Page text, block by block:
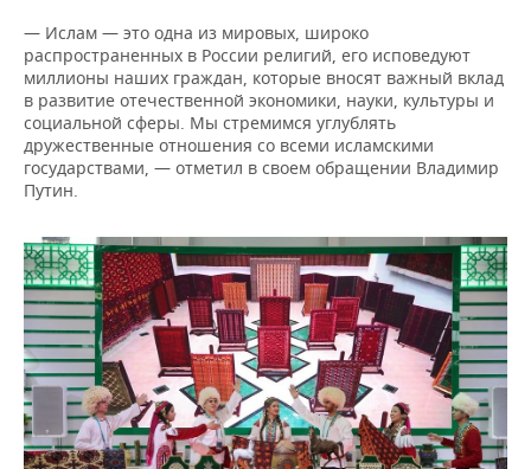
— Ислам — это одна из мировых, широко
распространенных в России религий, его исповедуют
миллионы наших граждан, которые вносят важный вклад
в развитие отечественной экономики, науки, культуры и
социальной сферы. Мы стремимся углублять
дружественные отношения со всеми исламскими
государствами, — отметил в своем обращении Владимир
Путин.